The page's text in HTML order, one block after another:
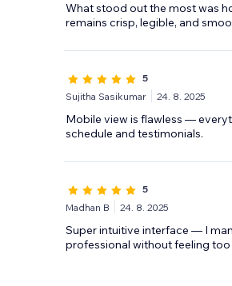
What stood out the most was
remains crisp, legible, and
5
Sujitha Sasikumar
24. 8. 2025
Mobile view is flawless —
schedule and testimonials.
5
Madhan B
24. 8. 2025
Super intuitive interface — I
professional without feeling